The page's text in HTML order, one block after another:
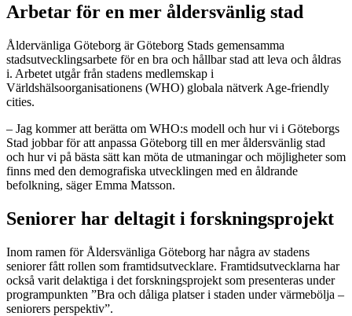
Arbetar för en mer åldersvänlig stad
Åldervänliga Göteborg är Göteborg Stads gemensamma
stadsutvecklingsarbete för en bra och hållbar stad att leva och åldras
i. Arbetet utgår från stadens medlemskap i
Världshälsoorganisationens (WHO) globala nätverk Age-friendly
cities.
– Jag kommer att berätta om WHO:s modell och hur vi i Göteborgs
Stad jobbar för att anpassa Göteborg till en mer åldersvänlig stad
och hur vi på bästa sätt kan möta de utmaningar och möjligheter som
finns med den demografiska utvecklingen med en åldrande
befolkning, säger Emma Matsson.
Seniorer har deltagit i forskningsprojekt
Inom ramen för Åldersvänliga Göteborg har några av stadens
seniorer fått rollen som framtidsutvecklare. Framtidsutvecklarna har
också varit delaktiga i det forskningsprojekt som presenteras under
programpunkten ”Bra och dåliga platser i staden under värmebölja –
seniorers perspektiv”.